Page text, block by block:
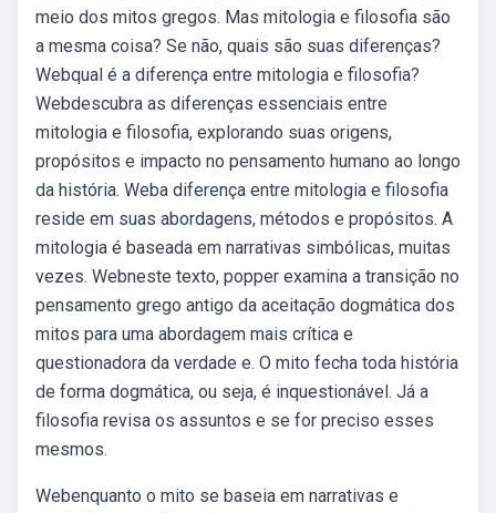
meio dos mitos gregos. Mas mitologia e filosofia são
a mesma coisa? Se não, quais são suas diferenças?
Webqual é a diferença entre mitologia e filosofia?
Webdescubra as diferenças essenciais entre
mitologia e filosofia, explorando suas origens,
propósitos e impacto no pensamento humano ao longo
da história. Weba diferença entre mitologia e filosofia
reside em suas abordagens, métodos e propósitos. A
mitologia é baseada em narrativas simbólicas, muitas
vezes. Webneste texto, popper examina a transição no
pensamento grego antigo da aceitação dogmática dos
mitos para uma abordagem mais crítica e
questionadora da verdade e. O mito fecha toda história
de forma dogmática, ou seja, é inquestionável. Já a
filosofia revisa os assuntos e se for preciso esses
mesmos.
Webenquanto o mito se baseia em narrativas e